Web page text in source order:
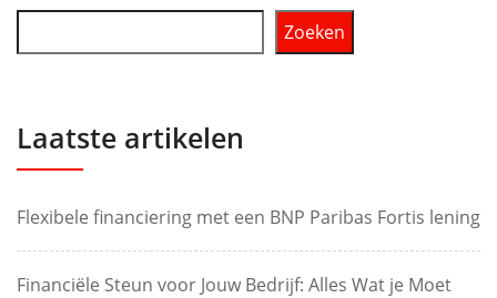
Zoeken
Laatste artikelen
Flexibele financiering met een BNP Paribas Fortis lening
Financiële Steun voor Jouw Bedrijf: Alles Wat je Moet